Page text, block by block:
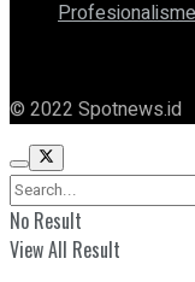
© 2022 Spotnews.id
No Result
View All Result